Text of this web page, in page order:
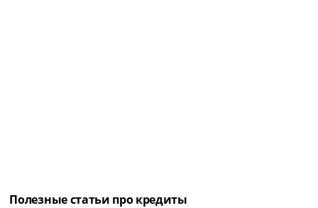
Полезные статьи про кредиты